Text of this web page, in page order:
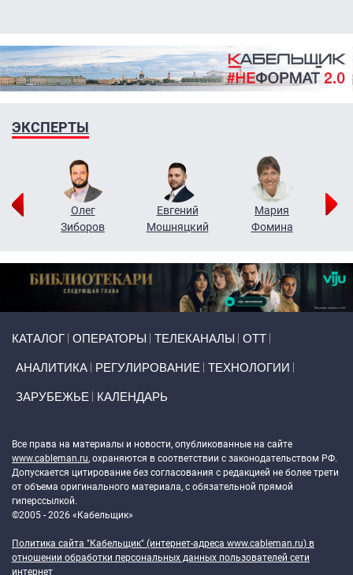
ЭКСПЕРТЫ
Олег
Зиборов
Евгений
Мошняцкий
Мария
Фомина
КАТАЛОГ ОПЕРАТОРЫ ТЕЛЕКАНАЛЫ ОТТ
АНАЛИТИКА РЕГУЛИРОВАНИЕ ТЕХНОЛОГИИ
ЗАРУБЕЖЬЕ КАЛЕНДАРЬ
Все права на материалы и новости, опубликованные на сайте
www.cableman.ru, охраняются в соответствии с законодательством РФ.
Допускается цитирование без согласования с редакцией не более трети
от объема оригинального материала, с обязательной прямой
гиперссылкой.
©2005 - 2026 «Кабельщик»
Политика сайта "Кабельщик" (интернет-адреса www.cableman.ru) в
отношении обработки персональных данных пользователей сети
интернет